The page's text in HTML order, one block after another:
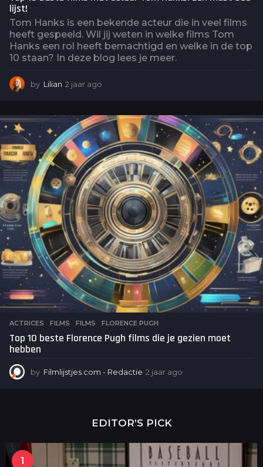
lijst!
Tom Hanks is een bekende acteur die in veel films
heeft gespeeld. Wil jij weten in welke films Tom
Hanks een rol heeft bemachtigd en welke in de top
10 staan? In deze blog lees je meer.
by Lilian 2 jaar ago
a
r
a
g
o
ACTRICES ,FILMS FILMS ,FLORENCE PUGH
Top 10 beste Florence Pugh films die je gezien moet
hebben
by Filmlijstjes.com - Redactie 2 jaar ago
EDITOR’S PICK
1